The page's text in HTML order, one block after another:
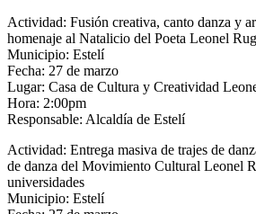
Actividad: Fusión creativa, canto danza y
homenaje al Natalicio del Poeta Leonel
Municipio: Estelí
Fecha: 27 de marzo
Lugar: Casa de Cultura y Creatividad
Hora: 2:00pm
Responsable: Alcaldía de Estelí
Actividad: Entrega masiva de trajes de
de danza del Movimiento Cultural Leonel
universidades
Municipio: Estelí